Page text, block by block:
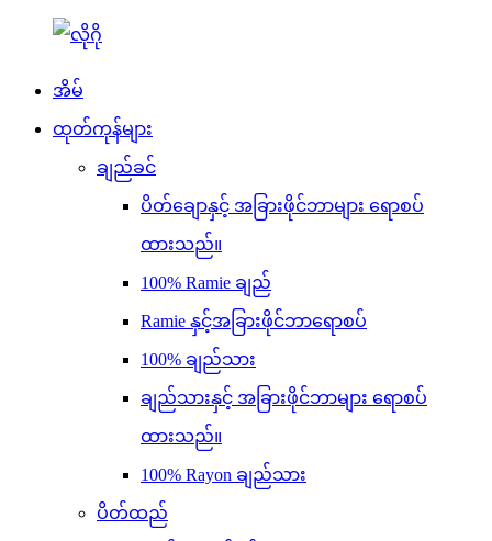
အိမ်
ထုတ်ကုန်များ
ချည်ခင်
ပိတ်ချောနှင့် အခြားဖိုင်ဘာများ ရောစပ်
ထားသည်။
100% Ramie ချည်
Ramie နှင့်အခြားဖိုင်ဘာရောစပ်
100% ချည်သား
ချည်သားနှင့် အခြားဖိုင်ဘာများ ရောစပ်
ထားသည်။
100% Rayon ချည်သား
ပိတ်ထည်